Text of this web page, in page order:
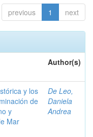
previous 1 next
Author(s)
y los
de
y
Mar
De Leo,
Daniela
Andrea